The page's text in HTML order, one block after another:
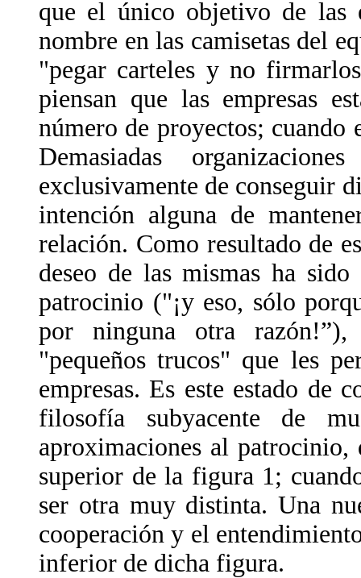
que el único objetivo de las
nombre en las camisetas del
"pegar carteles y no
piensan que las empresas
número de proyectos;
Demasiadas
exclusivamente de conseguir
intención alguna de
relación. Como resultado de
deseo de las mismas ha
patrocinio ("¡y eso, sólo
por ninguna otra
"pequeños trucos" que les
empresas. Es este estado de
filosofía subyacente de
aproximaciones al
superior de la figura 1;
ser otra muy distinta. Una
cooperación y el
inferior de dicha figura.